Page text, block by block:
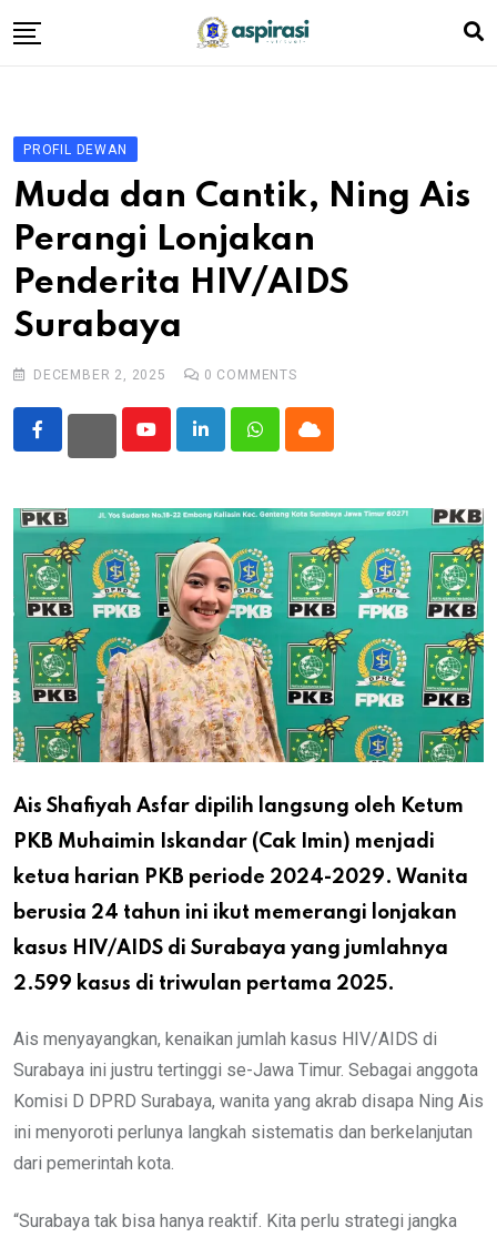
to
Berita
Komen Warga
Podcast
Tentang Kami
PROFIL DEWAN
Muda dan Cantik, Ning Ais
Perangi Lonjakan
Penderita HIV/AIDS
Surabaya
DECEMBER 2, 2025 0 COMMENTS
YoutubeLinkedInWhatsappCloud
Ais Shafiyah Asfar dipilih langsung oleh Ketum
PKB Muhaimin Iskandar (Cak Imin) menjadi
ketua harian PKB periode 2024-2029. Wanita
berusia 24 tahun ini ikut memerangi lonjakan
kasus HIV/AIDS di Surabaya yang jumlahnya
2.599 kasus di triwulan pertama 2025.
Ais menyayangkan, kenaikan jumlah kasus HIV/AIDS di
Surabaya ini justru tertinggi se-Jawa Timur. Sebagai anggota
Komisi D DPRD Surabaya, wanita yang akrab disapa Ning Ais
ini menyoroti perlunya langkah sistematis dan berkelanjutan
dari pemerintah kota.
“Surabaya tak bisa hanya reaktif. Kita perlu strategi jangka